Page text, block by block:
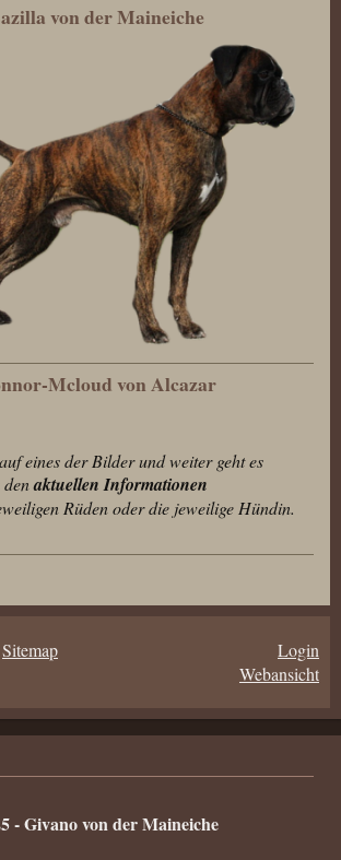
von der Maineiche
Mcloud von Alcazar
eines der Bilder und weiter geht es
denaktuellen Informationen
Rüden oder die jeweilige Hündin.
Sitemap
Login
Webansicht
- Givano von der Maineiche